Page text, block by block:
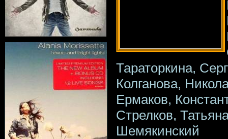
Тараторкина,
Колганова,
Ермаков,
Стрелков,
Шемякинский